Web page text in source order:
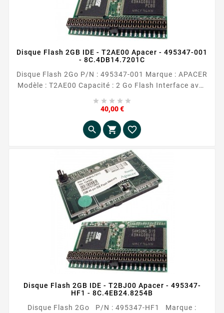
Disque Flash 2GB IDE - T2AE00 Apacer - 495347-001
- 8C.4DB14.7201C
Disque Flash 2Go P/N : 495347-001 Marque : APACER
Modèle : T2AE00 Capacité : 2 Go Flash Interface avec
    
40,00 €Prix
  
Disque Flash 2GB IDE - T2BJ00 Apacer - 495347-
HF1 - 8C.4EB24.8254B
Disque Flash 2Go P/N : 495347-HF1 Marque :